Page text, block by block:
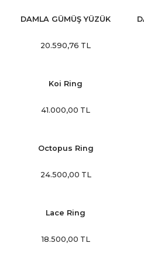
DAMLA GÜMÜŞ YÜZÜK
20.590,76 TL
Koi Ring
41.000,00 TL
Octopus Ring
24.500,00 TL
Lace Ring
18.500,00 TL